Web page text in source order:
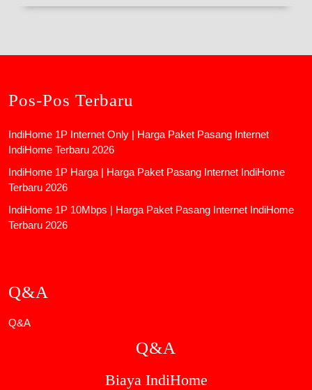
Pos-Pos Terbaru
IndiHome 1P Internet Only | Harga Paket Pasang Internet
IndiHome Terbaru 2026
IndiHome 1P Harga | Harga Paket Pasang Internet IndiHome
Terbaru 2026
IndiHome 1P 10Mbps | Harga Paket Pasang Internet IndiHome
Terbaru 2026
Q&A
Q&A
Q&A
Biaya IndiHome